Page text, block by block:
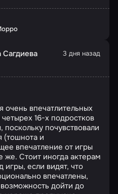
Сагдиева 3 дня назад
очень впечатлительных
16-х подростков
почувствовали
(тошнота и
впечатление от игры
же. Стоит иногда актерам
игры, если видят, что
впечатлены,
дойти до